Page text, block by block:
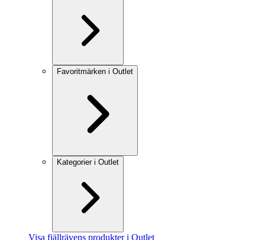
Favoritmärken i Outlet
Kategorier i Outlet
Visa fjällrävens produkter i Outlet